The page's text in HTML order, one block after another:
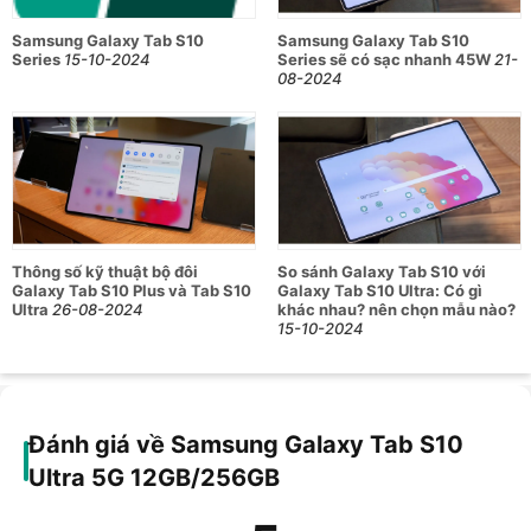
vức, bo cong mềm mại cùng trọng lượng gọn nhẹ, phù
hợp mang theo bên mình đến bất kỳ đâu.
Thông số cấu hình chi tiết của Samsung
Galaxy Tab S10 Ultra 5G 12GB/256GB
Hệ điều hành
Hệ điều hành
Android 14, One UI 6.1.1
Tốc độ CPU
8 nhân, 3.4 GHz, 2.8GHz,2GHz
Chipset
MediaTek Dimensity 9300+
Chip đồ họa GPU
ARM Immortalis G720
Màn hình
Công nghệ màn
Dynamic AMOLED 2X, hỗ trợ HDR10+
Tần số quét
120Hz
Mặt kính cảm ứng
Corning Gorilla Glass
Camera sau
Samsung Galaxy Tab S10
Series 15-10-2024
Samsung Galaxy Tab S10
Series sẽ có sạc nhanh 45W21-
08-2024
Thông số kỹ thuật bộ đôi
Galaxy Tab S10 Plus và Tab S10
Ultra 26-08-2024
So sánh Galaxy Tab S10 với
Galaxy Tab S10 Ultra: Có gì
khác nhau? nên chọn mẫu nào?
15-10-2024
Đánh giá về Samsung Galaxy Tab S10
Ultra 5G 12GB/256GB